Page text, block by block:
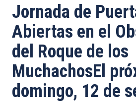
de
ayuda
a
la
navegación
Jornada de
Abiertas en el
del Roque de los
MuchachosEl
domingo, 12 de